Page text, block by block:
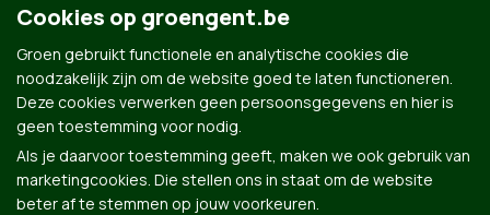
Cookies op groengent.be
Groen gebruikt functionele en analytische cookies die
noodzakelijk zijn om de website goed te laten functioneren.
Deze cookies verwerken geen persoonsgegevens en hier is
geen toestemming voor nodig.
Als je daarvoor toestemming geeft, maken we ook gebruik van
marketingcookies. Die stellen ons in staat om de website
beter af te stemmen op jouw voorkeuren.